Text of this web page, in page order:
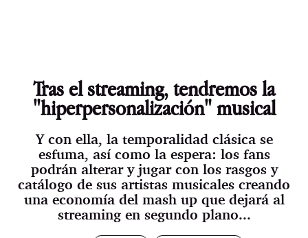
Tras el streaming, tendremos la
"hiperpersonalización" musical
Y con ella, la temporalidad clásica se
esfuma, así como la espera: los fans
podrán alterar y jugar con los rasgos y
catálogo de sus artistas musicales creando
una economía del mash up que dejará al
streaming en segundo plano...